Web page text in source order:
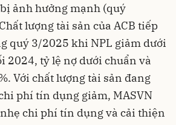
ảnh hưởng mạnh (quý
lượng tài sản của ACB tiếp
quý 3/2025 khi NPL giảm dưới
2024, tỷ lệ nợ dưới chuẩn và
Với chất lượng tài sản đang
phí tín dụng giảm, MASVN
chi phí tín dụng và cải thiện